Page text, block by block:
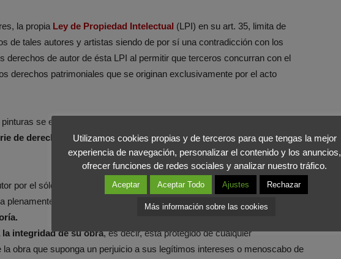
la propia Ley de Propiedad Intelectual (LPI) en su art. 35, limita de
de tales autores y artistas siendo de por sí una contradicción con los
derechos de autor de ésta LPI al permitir que terceros concurran con el
derechos patrimoniales que se originan exclusivamente por el acto
se encuentra penalizada y limitada, ello no impide que
de derechos de propiedad intelectual derivados de su creación, al
por el sólo hecho de su creación, sin necesidad de registro alguno.
plenamente y sin limitación alguna de
derechos a la paternidad o
la integridad de su obra, es decir, está protegido de cualquier
la obra que suponga un perjuicio a sus legítimos intereses o menoscabo de
Utilizamos cookies propias y de terceros para que tengas la mejor
experiencia de navegación, personalizar el contenido y los anuncios,
ofrecer funciones de redes sociales y analizar nuestro tráfico.
Aceptar Aceptar Todo Ajustes Rechazar
Más información sobre las cookies